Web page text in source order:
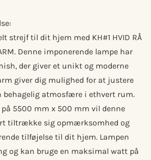
strejf til dit hjem med KH#1 HVID RÅ
Denne imponerende lampe har
der giver et unikt og moderne
giver dig mulighed for at justere
behagelig atmosfære i ethvert rum.
på 5500 mm x 500 mm vil denne
tiltrække sig opmærksomhed og
tilføjelse til dit hjem. Lampen
og kan bruge en maksimal watt på